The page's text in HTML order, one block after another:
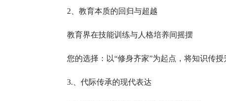
2、教育本质的回归与超越
教育界在技能训练与人格培养间摇摆
您的选择：以“修身齐家”为起点，将知识传授
3.、代际传承的现代表达